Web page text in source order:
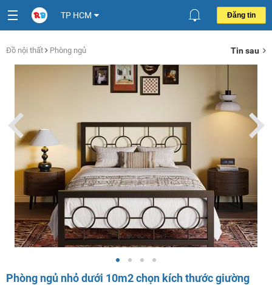
TP HCM Đăng tin
Đồ nội thất Phòng ngủ Tin sau
Phòng ngủ nhỏ dưới 10m2 chọn kích thước giường